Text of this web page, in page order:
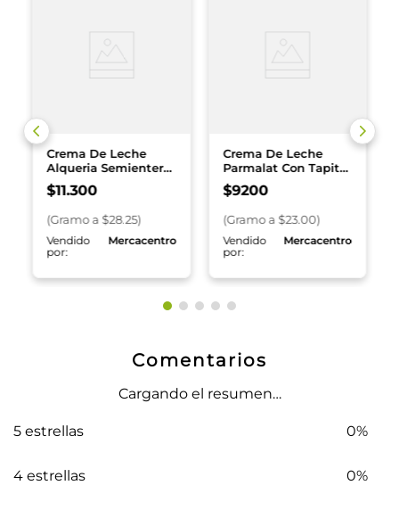
Crema De Leche
Alqueria Semientera
x 400 g
$11.300
(Gramoa $28.25)
Vendido
por:
Mercacentro
Crema De Leche
Parmalat Con Tapita
x 400 g
$9200
(Gramoa $23.00)
Vendido
por:
Mercacentro
Comentarios
Cargando el resumen…
5 estrellas 0%
4 estrellas 0%